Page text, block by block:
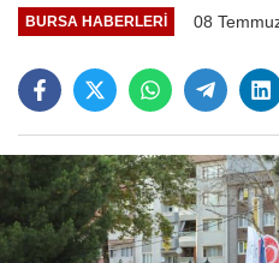
BURSA HABERLERI 08